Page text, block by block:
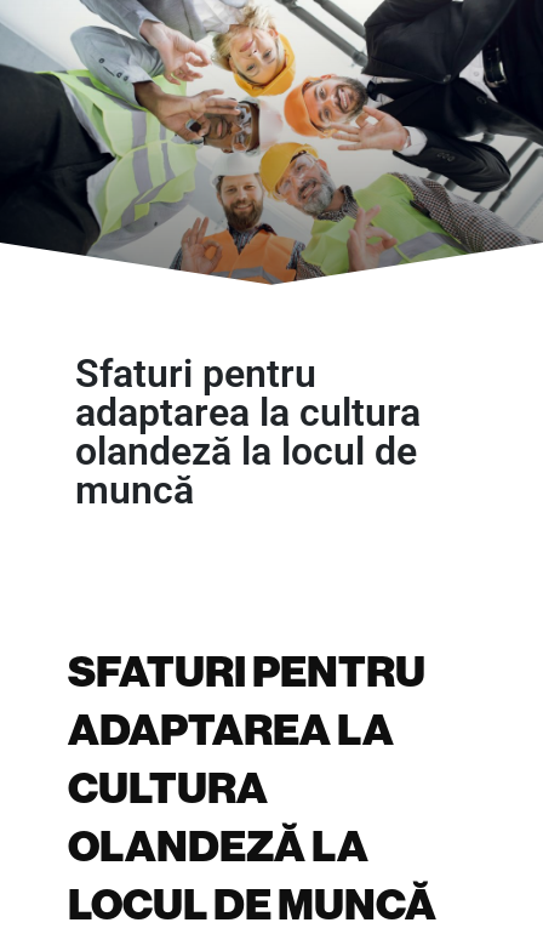
Sfaturi pentru
adaptarea la cultura
olandeză la locul de
muncă
SFATURI PENTRU
ADAPTAREA LA
CULTURA
OLANDEZĂ LA
LOCUL DE MUNCĂ